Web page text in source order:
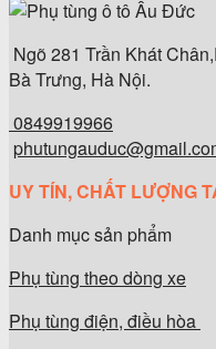
Ngõ 281 Trần Khát
Bà Trưng, Hà Nội.
0849919966
UY TÍN, CHẤT LƯỢNG
Danh mục sản phẩm
Phụ tùng theo dòng xe
Phụ tùng điện, điều hòa